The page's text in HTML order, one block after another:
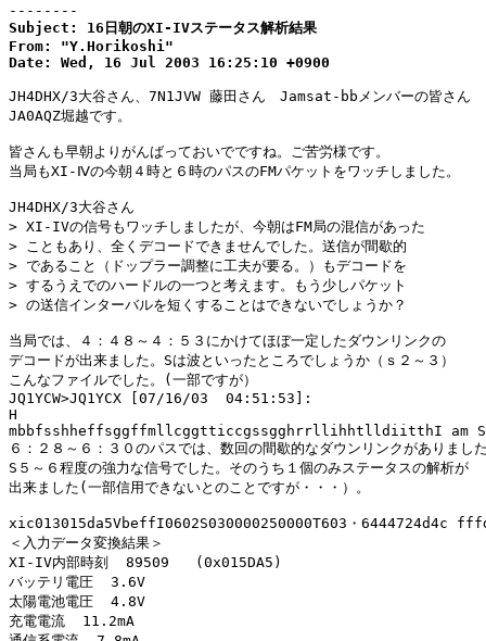
--------
Subject: 16日朝のXI-IVステータス解析結果
From: "Y.Horikoshi"
Date: Wed, 16 Jul 2003 16:25:10 +0900
JH4DHX/3大谷さん、7N1JVW 藤田さん　Jamsat-bbメンバーの皆さん
JA0AQZ堀越です。
皆さんも早朝よりがんばっておいでですね。ご苦労様です。
当局もXI-Ⅳの今朝４時と６時のパスのFMパケットをワッチしました。
JH4DHX/3大谷さん
> XI-IVの信号もワッチしましたが、今朝はFM局の混信があった
> こともあり、全くデコードできませんでした。送信が間歇的
> であること（ドップラー調整に工夫が要る。）もデコードを
> するうえでのハードルの一つと考えます。もう少しパケット
> の送信インターバルを短くすることはできないでしょうか？
当局では、４：４８～４：５３にかけてほぼ一定したダウンリンクの
デコードが出来ました。Sは波といったところでしょうか（ｓ２～３）
こんなファイルでした。(一部ですが）
JQ1YCW>JQ1YCX [07/16/03  04:51:53]:
H
mbbfsshheffsggffmllcggtticcgssgghrrllihhtlldiitthI am
６：２８～６：３０のパスでは、数回の間歇的なダウンリンクがありまし
S５～６程度の強力な信号でした。そのうち１個のみステータスの解析が
出来ました(一部信用できないとのことですが・・・）。
xic013015da5VbeffI0602S030000250000T603・6444724d4c
＜入力データ変換結果＞
XI-IV内部時刻  89509   (0x015DA5)
バッテリ電圧  3.6V
太陽電池電圧  4.8V
充電電流  11.2mA